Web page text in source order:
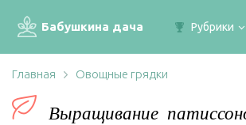
Бабушкина дача Рубрики
Главная Овощные грядки
Выращивание